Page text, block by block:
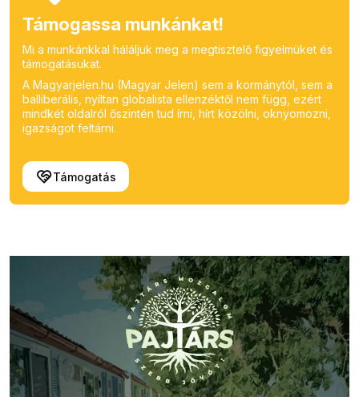
Támogassa munkánkat!
Mi a munkánkkal háláljuk meg a megtisztelő figyelmüket és
támogatásukat.
A Magyarjelen.hu (Magyar Jelen) sem a kormánytól, sem a
balliberális, nyíltan globalista ellenzéktől nem függ, ezért
mindkét oldalról őszintén tud írni, hírt közölni, oknyomozni,
igazságot feltárni.
Támogatás